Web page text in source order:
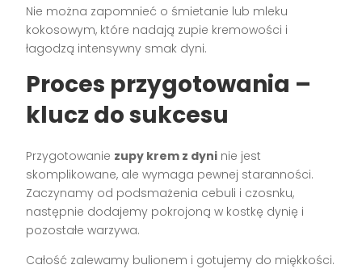
Nie można zapomnieć o śmietanie lub mleku
kokosowym, które nadają zupie kremowości i
łagodzą intensywny smak dyni.
Proces przygotowania –
klucz do sukcesu
Przygotowanie zupy krem z dyni nie jest
skomplikowane, ale wymaga pewnej staranności.
Zaczynamy od podsmażenia cebuli i czosnku,
następnie dodajemy pokrojoną w kostkę dynię i
pozostałe warzywa.
Całość zalewamy bulionem i gotujemy do miękkości.